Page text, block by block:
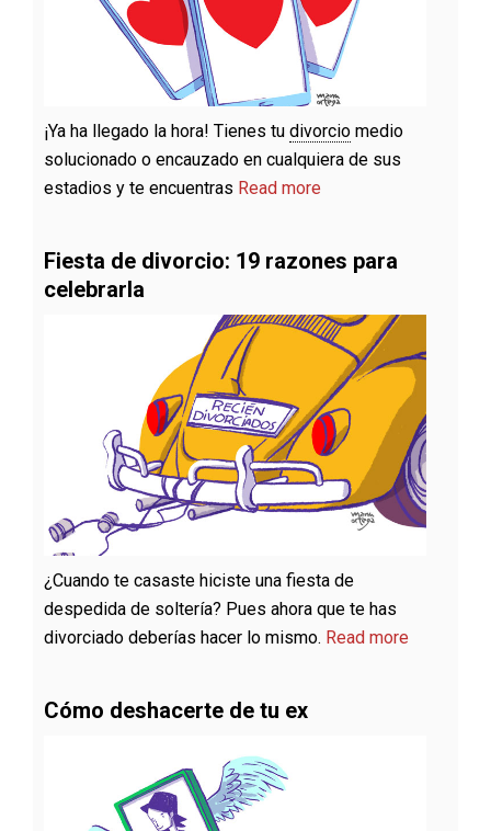
¡Ya ha llegado la hora! Tienes tu divorcio medio
solucionado o encauzado en cualquiera de sus
estadios y te encuentras Read more
Fiesta de divorcio: 19 razones para
celebrarla
¿Cuando te casaste hiciste una fiesta de
despedida de soltería? Pues ahora que te has
divorciado deberías hacer lo mismo. Read more
Cómo deshacerte de tu ex